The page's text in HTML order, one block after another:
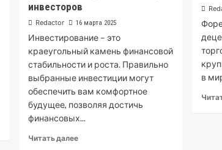
инвесторов
Redactor 16 марта 2025
Инвестирование – это
краеугольный камень финансовой
стабильности и роста. Правильно
выбранные инвестиции могут
обеспечить вам комфортное
будущее, позволяя достичь
финансовых...
Читать далее
в